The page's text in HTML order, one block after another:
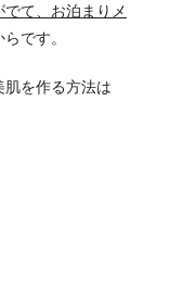
でて、お泊まりメ
らです。
を作る方法は